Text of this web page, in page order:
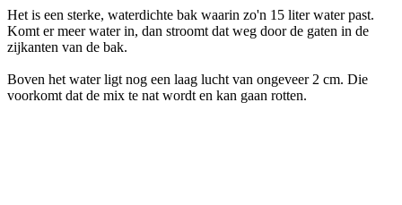
Het is een sterke, waterdichte bak waarin zo'n 15 liter water past.
Komt er meer water in, dan stroomt dat weg door de gaten in de
zijkanten van de bak.
Boven het water ligt nog een laag lucht van ongeveer 2 cm. Die
voorkomt dat de mix te nat wordt en kan gaan rotten.